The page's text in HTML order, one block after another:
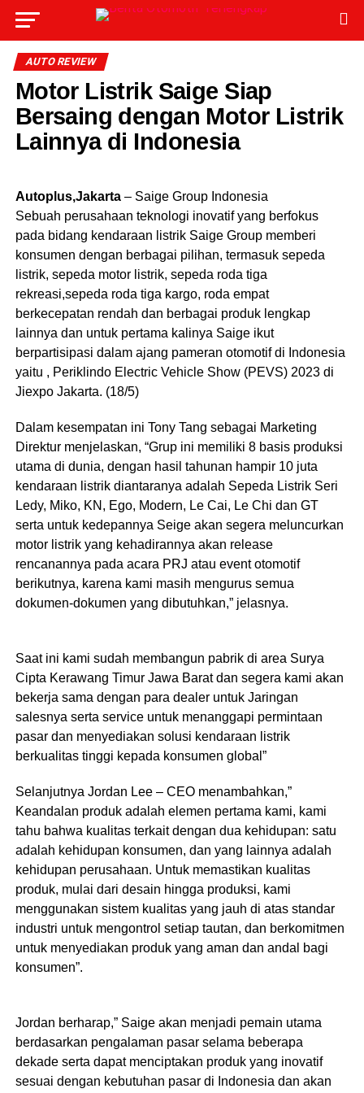
AUTO REVIEW
Motor Listrik Saige Siap
Bersaing dengan Motor Listrik
Lainnya di Indonesia
Autoplus,Jakarta– Saige Group Indonesia
Sebuah perusahaan teknologi inovatif yang berfokus
pada bidang kendaraan listrik Saige Group memberi
konsumen dengan berbagai pilihan, termasuk sepeda
listrik, sepeda motor listrik, sepeda roda tiga
rekreasi,sepeda roda tiga kargo, roda empat
berkecepatan rendah dan berbagai produk lengkap
lainnya dan untuk pertama kalinya Saige ikut
berpartisipasi dalam ajang pameran otomotif di Indonesia
yaitu , Periklindo Electric Vehicle Show (PEVS) 2023 di
Jiexpo Jakarta. (18/5)
Dalam kesempatan ini Tony Tang sebagai Marketing
Direktur menjelaskan, “Grup ini memiliki 8 basis produksi
utama di dunia, dengan hasil tahunan hampir 10 juta
kendaraan listrik diantaranya adalah Sepeda Listrik Seri
Ledy, Miko, KN, Ego, Modern, Le Cai, Le Chi dan GT
serta untuk kedepannya Seige akan segera meluncurkan
motor listrik yang kehadirannya akan release
rencanannya pada acara PRJ atau event otomotif
berikutnya, karena kami masih mengurus semua
dokumen-dokumen yang dibutuhkan,” jelasnya.
Saat ini kami sudah membangun pabrik di area Surya
Cipta Kerawang Timur Jawa Barat dan segera kami akan
bekerja sama dengan para dealer untuk Jaringan
salesnya serta service untuk menanggapi permintaan
pasar dan menyediakan solusi kendaraan listrik
berkualitas tinggi kepada konsumen global”
Selanjutnya Jordan Lee – CEO menambahkan,”
Keandalan produk adalah elemen pertama kami, kami
tahu bahwa kualitas terkait dengan dua kehidupan: satu
adalah kehidupan konsumen, dan yang lainnya adalah
kehidupan perusahaan. Untuk memastikan kualitas
produk, mulai dari desain hingga produksi, kami
menggunakan sistem kualitas yang jauh di atas standar
industri untuk mengontrol setiap tautan, dan berkomitmen
untuk menyediakan produk yang aman dan andal bagi
konsumen”.
Jordan berharap,” Saige akan menjadi pemain utama
berdasarkan pengalaman pasar selama beberapa
dekade serta dapat menciptakan produk yang inovatif
sesuai dengan kebutuhan pasar di Indonesia dan akan